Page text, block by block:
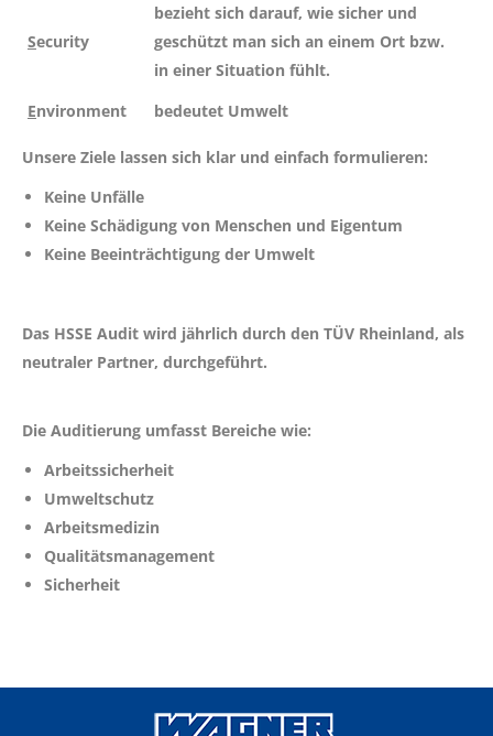
Security
bezieht sich darauf, wie sicher und
geschützt man sich an einem Ort bzw.
in einer Situation fühlt.
Environment bedeutet Umwelt
Unsere Ziele lassen sich klar und einfach formulieren:
Keine Unfälle
Keine Schädigung von Menschen und Eigentum
Keine Beeinträchtigung der Umwelt
Das HSSE Audit wird jährlich durch den TÜV Rheinland, als
neutraler Partner, durchgeführt.
Die Auditierung umfasst Bereiche wie:
Arbeitssicherheit
Umweltschutz
Arbeitsmedizin
Qualitätsmanagement
Sicherheit